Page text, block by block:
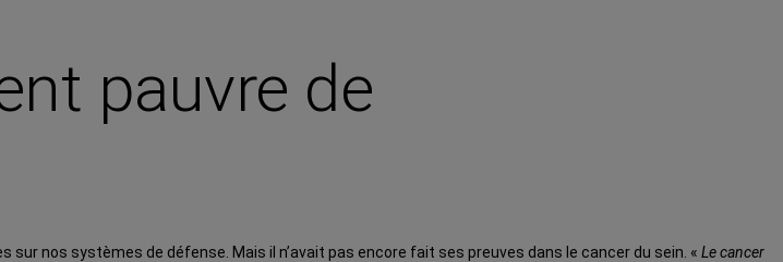
pauvre de
nos systèmes de défense. Mais il n’avait pas encore fait ses preuves dans le cancer du sein. « Le cancer